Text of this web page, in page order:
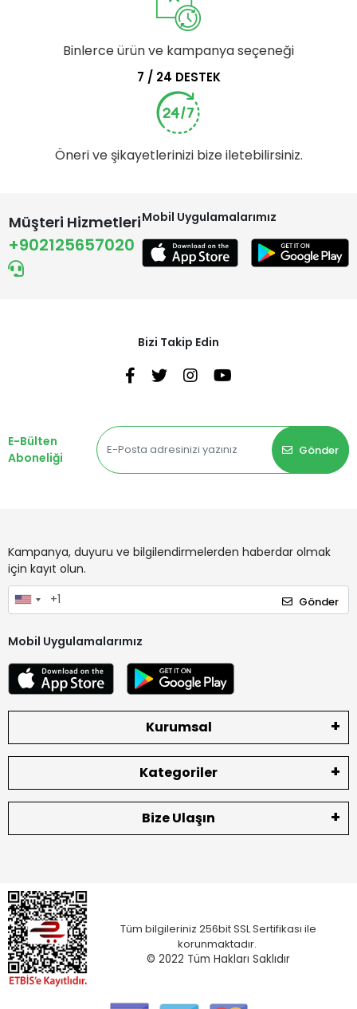
Binlerce ürün ve kampanya seçeneği
7 / 24 DESTEK
Öneri ve şikayetlerinizi bize iletebilirsiniz.
Müşteri Hizmetleri
+902125657020
Mobil Uygulamalarımız
Bizi Takip Edin
E-Bülten
Aboneliği
Gönder
Kampanya, duyuru ve bilgilendirmelerden haberdar olmak
için kayıt olun.
Gönder
Mobil Uygulamalarımız
Kurumsal
Kategoriler
Bize Ulaşın
Tüm bilgileriniz 256bit SSL Sertifikası ile
korunmaktadır.
© 2022 Tüm Hakları Saklıdır